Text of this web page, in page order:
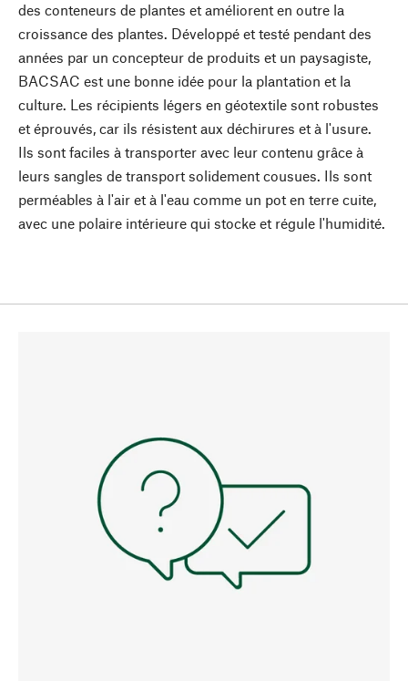
des conteneurs de plantes et améliorent en outre la
croissance des plantes. Développé et testé pendant des
années par un concepteur de produits et un paysagiste,
BACSAC est une bonne idée pour la plantation et la
culture. Les récipients légers en géotextile sont robustes
et éprouvés, car ils résistent aux déchirures et à l'usure.
Ils sont faciles à transporter avec leur contenu grâce à
leurs sangles de transport solidement cousues. Ils sont
perméables à l'air et à l'eau comme un pot en terre cuite,
avec une polaire intérieure qui stocke et régule l'humidité.